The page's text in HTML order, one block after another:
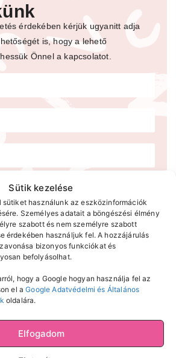
Sütik kezelése
sütiket használunk az eszközinformációk
Személyes adatait a böngészési élmény
szabott és nem személyre szabott
érdekében használjuk fel. A hozzájárulás
bizonyos funkciókat és
befolyásolhat.
hogy a Google hogyan használja fel az
el aGoogle Adatvédelmi és Általános
oldalára.
Elfogadom
érdekében kérjük ugyanitt adja
is, hogy a lehető
Önnel a kapcsolatot.
hogy a Szempillázz Oktatóközpont
küldjön és a személyes
foglaltak szerint kezelje.
KÜLDÉS